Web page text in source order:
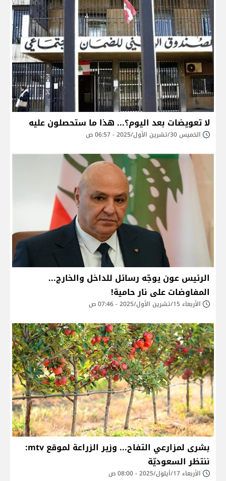
لا تعويضات بعد اليوم؟... هذا ما ستحصلون عليه
الخميس 30/تشرين الأول/2025 - 06:57 ص
الرئيس عون يوجّه رسائل للداخل والخارج...
المفاوضات على نار حامية!
الأربعاء 15/تشرين الأول/2025 - 07:46 ص
بشرى لمزارعي التفاح... وزير الزراعة لموقع mtv:
ننتظر السعوديّة
الأربعاء 17/أيلول/2025 - 08:00 ص